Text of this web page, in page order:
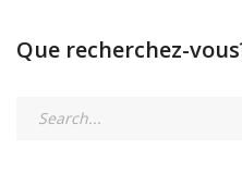
Que recherchez-